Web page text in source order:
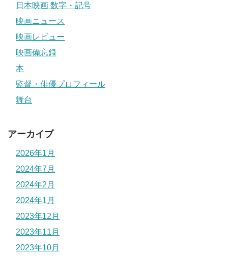
日本映画 数字・記号
映画ニュース
映画レビュー
映画備忘録
本
監督・俳優プロフィール
舞台
アーカイブ
2026年1月
2024年7月
2024年2月
2024年1月
2023年12月
2023年11月
2023年10月